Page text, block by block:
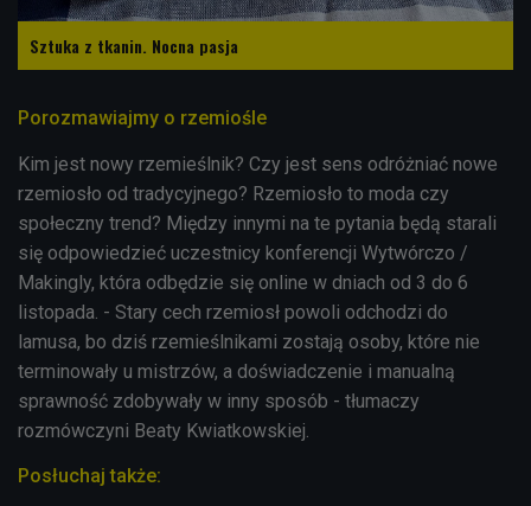
Sztuka z tkanin. Nocna pasja
Porozmawiajmy o rzemiośle
Kim jest nowy rzemieślnik? Czy jest sens odróżniać nowe
rzemiosło od tradycyjnego? Rzemiosło to moda czy
społeczny trend? Między innymi na te pytania będą starali
się odpowiedzieć uczestnicy konferencji Wytwórczo /
Makingly, która odbędzie się online w dniach od 3 do 6
listopada. - Stary cech rzemiosł powoli odchodzi do
lamusa, bo dziś rzemieślnikami zostają osoby, które nie
terminowały u mistrzów, a doświadczenie i manualną
sprawność zdobywały w inny sposób - tłumaczy
rozmówczyni Beaty Kwiatkowskiej.
Posłuchaj także: